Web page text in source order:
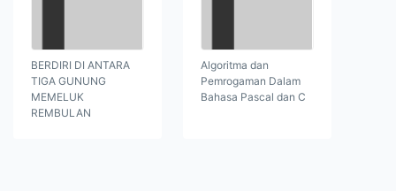
BERDIRI DI ANTARA
TIGA GUNUNG
MEMELUK
REMBULAN
Algoritma dan
Pemrogaman Dalam
Bahasa Pascal dan C